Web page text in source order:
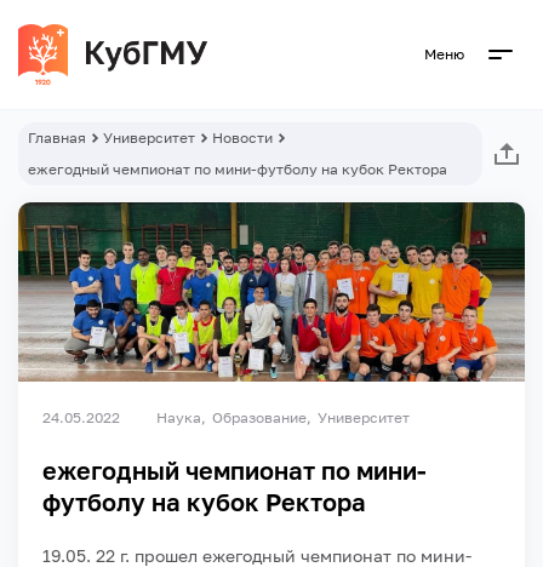
Меню
Главная Университет
Новости
ежегодный чемпионат по мини-футболу на кубок Ректора
24.05.2022 Наука Образование Университет
ежегодный чемпионат по мини-
футболу на кубок Ректора
19.05. 22 г. прошел ежегодный чемпионат по мини-